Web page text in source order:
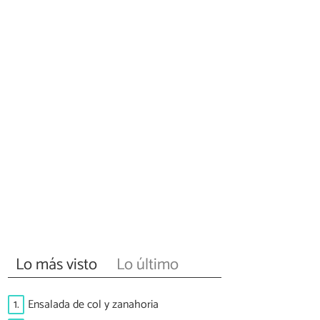
Lo más visto Lo último
1. Ensalada de col y zanahoria